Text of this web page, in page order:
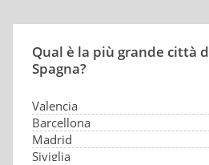
Qual è la più grande città
Spagna?
Valencia
Barcellona
Madrid
Siviglia